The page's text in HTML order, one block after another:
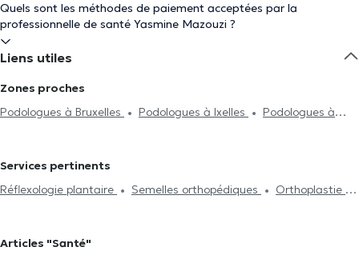
Quels sont les méthodes de paiement acceptées par la
professionnelle de santé Yasmine Mazouzi ?
Liens utiles
Zones proches
Podologues à Bruxelles
Podologues à Ixelles
Podologues à
Podologues à Schaerbeek
Podologues à Watermael-Boitsfort
Podologues à Woluwe-Saint-
Podologues à Berchem-Sainte-Agathe
Services pertinents
Réflexologie plantaire
Semelles orthopédiques
Orthoplastie
morphostatique
Articles "Santé"